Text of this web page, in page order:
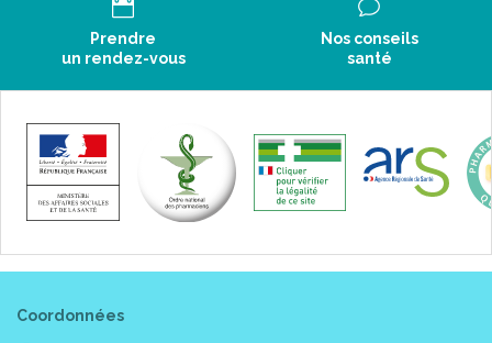
Prendre
un rendez-vous
Nos conseils
santé
Coordonnées